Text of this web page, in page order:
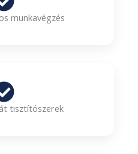
munkavégzés
tisztítószerek